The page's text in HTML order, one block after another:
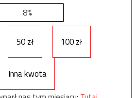
8%
50 zł 100 zł
Inna kwota